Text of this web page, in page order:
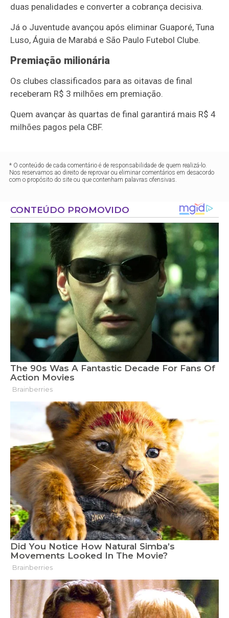
duas penalidades e converter a cobrança decisiva.
Já o Juventude avançou após eliminar Guaporé, Tuna
Luso, Águia de Marabá e São Paulo Futebol Clube.
Premiação milionária
Os clubes classificados para as oitavas de final
receberam R$ 3 milhões em premiação.
Quem avançar às quartas de final garantirá mais R$ 4
milhões pagos pela CBF.
* O conteúdo de cada comentário é de responsabilidade de quem realizá-lo.
Nos reservamos ao direito de reprovar ou eliminar comentários em desacordo
com o propósito do site ou que contenham palavras ofensivas.